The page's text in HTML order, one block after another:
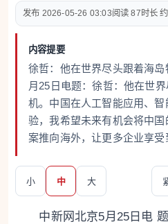
2026-05-26 03:03 87
内容提要
徐哲：他在世界尽头跟着海
月25日电题：徐哲：他在世
机。中国在人工智能应用、
验，我希望未来有机会将中
案推向海外，让更多企业享受
小 中 大
中新网北京5月25日电 题